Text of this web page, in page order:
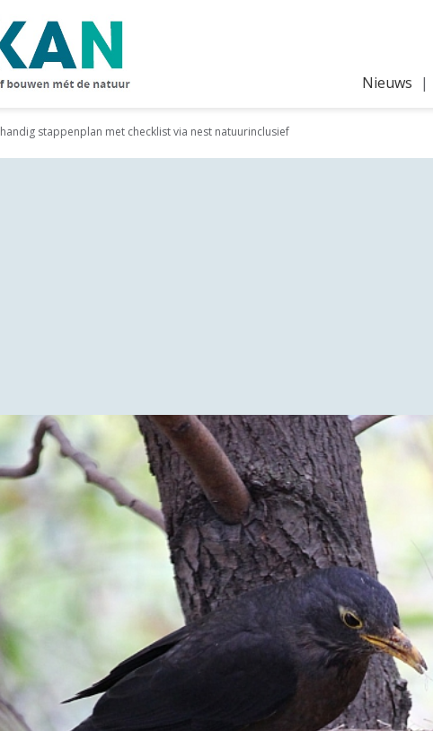
Nieuws
handig stappenplan met checklist via nest natuurinclusief